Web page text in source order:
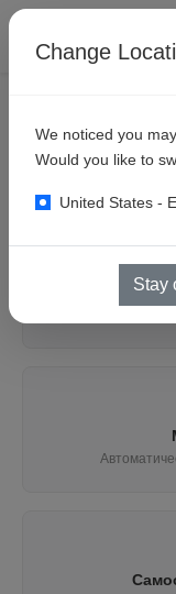
Найдите
Change
We noticed you
Would you like to
United States -
Stay